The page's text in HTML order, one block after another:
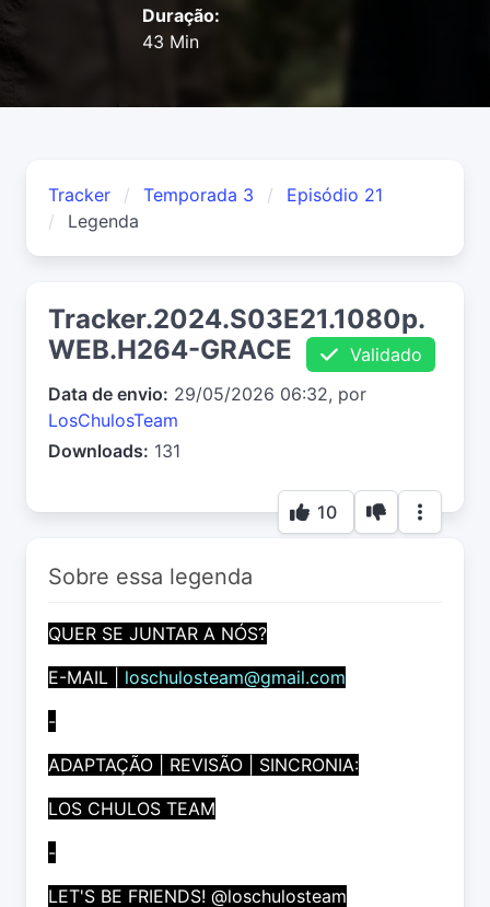
Duração:
43 Min
Tracker Temporada 3
Episódio 21
Legenda
Tracker.2024.S03E21.1080p.
WEB.H264-GRACE
Validado
Data de envio: 29/05/2026 06:32, por
LosChulosTeam
Downloads: 131
10
Sobre essa legenda
QUER SE JUNTAR A NÓS?
E-MAIL |
loschulosteam@gmail.com
-
ADAPTAÇÃO | REVISÃO | SINCRONIA:
LOS CHULOS TEAM
-
LET'S BE FRIENDS! @loschulosteam